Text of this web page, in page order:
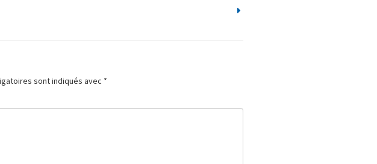
sont indiqués avec *